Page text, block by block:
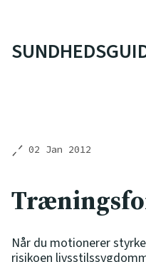
02 Jan 2012
Når du motionerer
risikoen